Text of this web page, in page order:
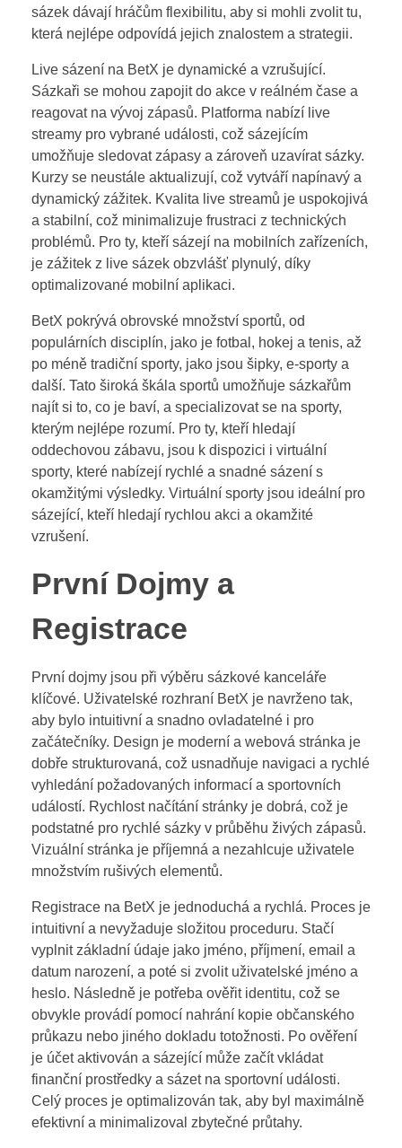
sázek dávají hráčům flexibilitu, aby si mohli zvolit tu,
která nejlépe odpovídá jejich znalostem a strategii.
Live sázení na BetX je dynamické a vzrušující.
Sázkaři se mohou zapojit do akce v reálném čase a
reagovat na vývoj zápasů. Platforma nabízí live
streamy pro vybrané události, což sázejícím
umožňuje sledovat zápasy a zároveň uzavírat sázky.
Kurzy se neustále aktualizují, což vytváří napínavý a
dynamický zážitek. Kvalita live streamů je uspokojivá
a stabilní, což minimalizuje frustraci z technických
problémů. Pro ty, kteří sázejí na mobilních zařízeních,
je zážitek z live sázek obzvlášť plynulý, díky
optimalizované mobilní aplikaci.
BetX pokrývá obrovské množství sportů, od
populárních disciplín, jako je fotbal, hokej a tenis, až
po méně tradiční sporty, jako jsou šipky, e-sporty a
další. Tato široká škála sportů umožňuje sázkařům
najít si to, co je baví, a specializovat se na sporty,
kterým nejlépe rozumí. Pro ty, kteří hledají
oddechovou zábavu, jsou k dispozici i virtuální
sporty, které nabízejí rychlé a snadné sázení s
okamžitými výsledky. Virtuální sporty jsou ideální pro
sázející, kteří hledají rychlou akci a okamžité
vzrušení.
První Dojmy a
Registrace
První dojmy jsou při výběru sázkové kanceláře
klíčové. Uživatelské rozhraní BetX je navrženo tak,
aby bylo intuitivní a snadno ovladatelné i pro
začátečníky. Design je moderní a webová stránka je
dobře strukturovaná, což usnadňuje navigaci a rychlé
vyhledání požadovaných informací a sportovních
událostí. Rychlost načítání stránky je dobrá, což je
podstatné pro rychlé sázky v průběhu živých zápasů.
Vizuální stránka je příjemná a nezahlcuje uživatele
množstvím rušivých elementů.
Registrace na BetX je jednoduchá a rychlá. Proces je
intuitivní a nevyžaduje složitou proceduru. Stačí
vyplnit základní údaje jako jméno, příjmení, email a
datum narození, a poté si zvolit uživatelské jméno a
heslo. Následně je potřeba ověřit identitu, což se
obvykle provádí pomocí nahrání kopie občanského
průkazu nebo jiného dokladu totožnosti. Po ověření
je účet aktivován a sázející může začít vkládat
finanční prostředky a sázet na sportovní události.
Celý proces je optimalizován tak, aby byl maximálně
efektivní a minimalizoval zbytečné průtahy.